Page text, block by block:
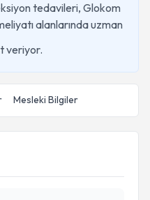
tedavileri, Glokom
alanlarında uzman
veriyor.
Mesleki Bilgiler